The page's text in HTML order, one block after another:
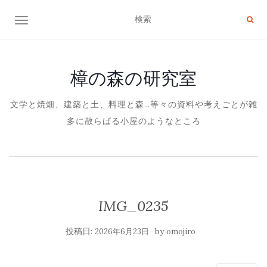
ナビゲーション切り替え
樟の森の研究室
文学と焼畑、建築と土、料理と森…等々の資料や考えごとが雑
多に散らばる小屋のようなところ
IMG_0235
投稿日: 2026年6月23日 byomojiro